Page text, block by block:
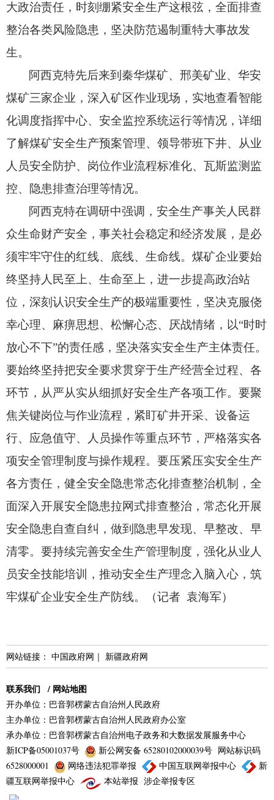
大政治责任， 时刻绷紧安全生产这根弦， 全面排查
整治各类风险隐患， 坚决防范遏制重特大事故发
生。
阿西克特先后来到秦华煤矿、邢美矿业、华安
煤矿三家企业， 深入矿区作业现场， 实地查看智能
化调度指挥中心、 安全监控系统运行等情况， 详细
了解煤矿安全生产预案管理、 领导带班下井、 从业
人员安全防护、 岗位作业流程标准化、 瓦斯监测监
控、 隐患排查治理等情况。
阿西克特在调研中强调，安全生产事关人民群
众生命财产安全， 事关社会稳定和经济发展， 是必
须牢牢守住的红线、 底线、 生命线。 煤矿企业要始
终坚持人民至上、 生命至上， 进一步提高政治站
位， 深刻认识安全生产的极端重要性， 坚决克服侥
幸心理、 麻痹思想、 松懈心态、 厌战情绪， 以“时时
放心不下”的责任感， 坚决落实安全生产主体责任。
要始终坚持把安全要求贯穿于生产经营全过程、 各
环节， 从严从实从细抓好安全生产各项工作。 要聚
焦关键岗位与作业流程， 紧盯矿井开采、 设备运
行、 应急值守、 人员操作等重点环节， 严格落实各
项安全管理制度与操作规程。 要压紧压实安全生产
各方责任， 健全安全隐患常态化排查整治机制， 全
面深入开展安全隐患拉网式排查整治， 常态化开展
安全隐患自查自纠， 做到隐患早发现、 早整改、 早
清零。 要持续完善安全生产管理制度， 强化从业人
员安全技能培训， 推动安全生产理念入脑入心， 筑
牢煤矿企业安全生产防线。
（记者 袁海军）
网站链接： 中国政府网 ｜ 新疆政府网
联系我们 / 网站地图
开办单位：巴音郭楞蒙古自治州人民政府
主办单位：巴音郭楞蒙古自治州人民政府办公室
承办单位：巴音郭楞蒙古自治州电子政务和大数据发展服务中心
新ICP备05001037号
新公网安备 65280102000039号 网站标识码
6528000001
网络违法犯罪举报 中国互联网举报中心
新
疆互联网举报中心
本站举报 涉企举报专区